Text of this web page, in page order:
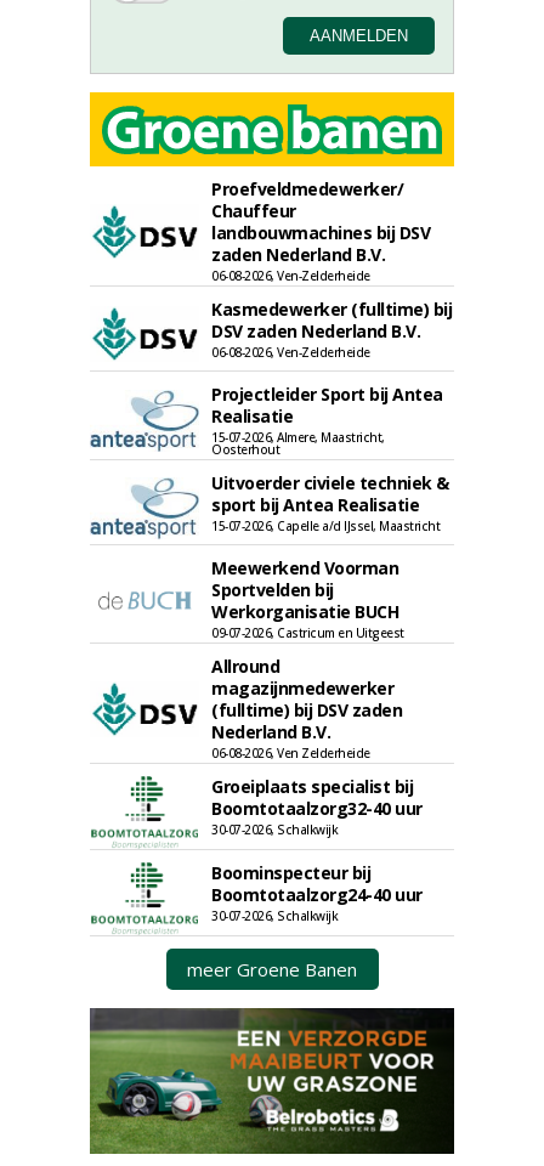
Proefveldmedewerker/
Chauffeur
landbouwmachines bij DSV
zaden Nederland B.V.
06-08-2026, Ven-Zelderheide
Kasmedewerker (fulltime) bij
DSV zaden Nederland B.V.
06-08-2026, Ven-Zelderheide
Projectleider Sport bij Antea
Realisatie
15-07-2026, Almere, Maastricht,
Oosterhout
Uitvoerder civiele techniek &
sport bij Antea Realisatie
15-07-2026, Capelle a/d IJssel, Maastricht
Meewerkend Voorman
Sportvelden bij
Werkorganisatie BUCH
09-07-2026, Castricum en Uitgeest
Allround
magazijnmedewerker
(fulltime) bij DSV zaden
Nederland B.V.
06-08-2026, Ven Zelderheide
Groeiplaats specialist bij
Boomtotaalzorg32-40 uur
30-07-2026, Schalkwijk
Boominspecteur bij
Boomtotaalzorg24-40 uur
30-07-2026, Schalkwijk
meer Groene Banen